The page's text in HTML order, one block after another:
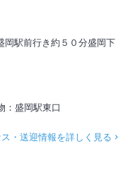
駅前行き約５０分盛岡下
：盛岡駅東口
・送迎情報を詳しく見る